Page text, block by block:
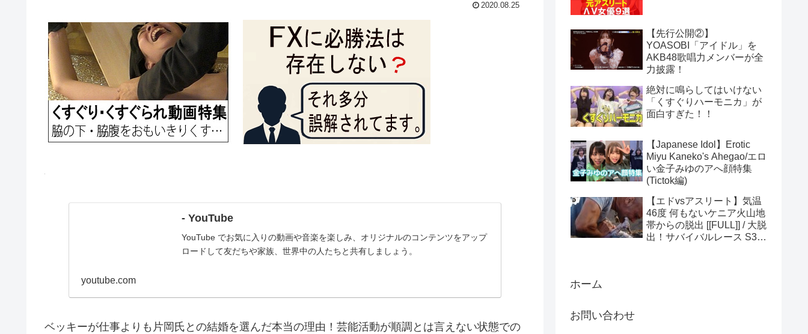
2020.08.25
- YouTube
YouTube でお気に入りの動画や音楽を楽しみ、オリジナルのコンテンツをアップ
ロードして友だちや家族、世界中の人たちと共有しましょう。
youtube.com
ベッキーが仕事よりも片岡氏との結婚を選んだ本当の理由！芸能活動が順調とは言えない状態での
【先行公開②】
YOASOBI「アイドル」を
AKB48歌唱力メンバーが全
力披露！
絶対に鳴らしてはいけない
「くすぐりハーモニカ」が
面白すぎた！！
【Japanese Idol】Erotic
Miyu Kaneko's Ahegao/エロ
い金子みゆのアへ顔特集
(Tictok編)
【エドvsアスリート】気温
46度 何もないケニア火山地
帯からの脱出 [[FULL]] / 大脱
出！サバイバルレース S3
ホーム
お問い合わせ